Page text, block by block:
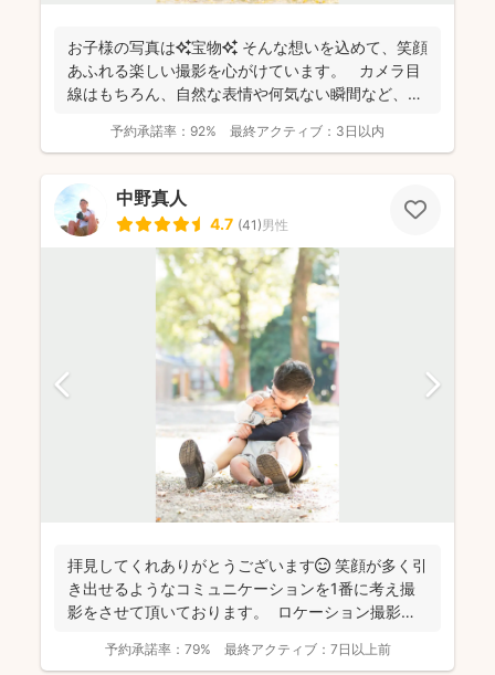
お子様の写真は✨宝物✨ そんな想いを込めて、笑顔
あふれる楽しい撮影を心がけています。 カメラ目
線はもちろん、自然な表情や何気ない瞬間など、ご
予約承諾率： 92% 最終アクティブ： 3日以内
中野真人
4.7 (41)男性
拝見してくれありがとうございます😊 笑顔が多く引
き出せるようなコミュニケーションを1番に考え撮
影をさせて頂いております。 ロケーション撮影も
予約承諾率： 79% 最終アクティブ： 7日以上前